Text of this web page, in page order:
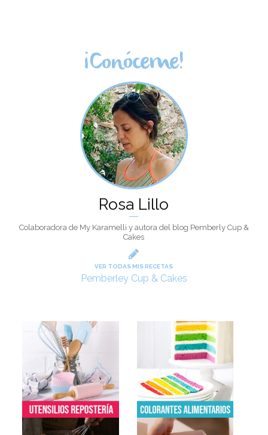
¡Conóceme!
Rosa Lillo
Colaboradora de My Karamelli y autora del blog Pemberly Cup &
Cakes
VER TODAS MIS RECETAS
Pemberley Cup & Cakes